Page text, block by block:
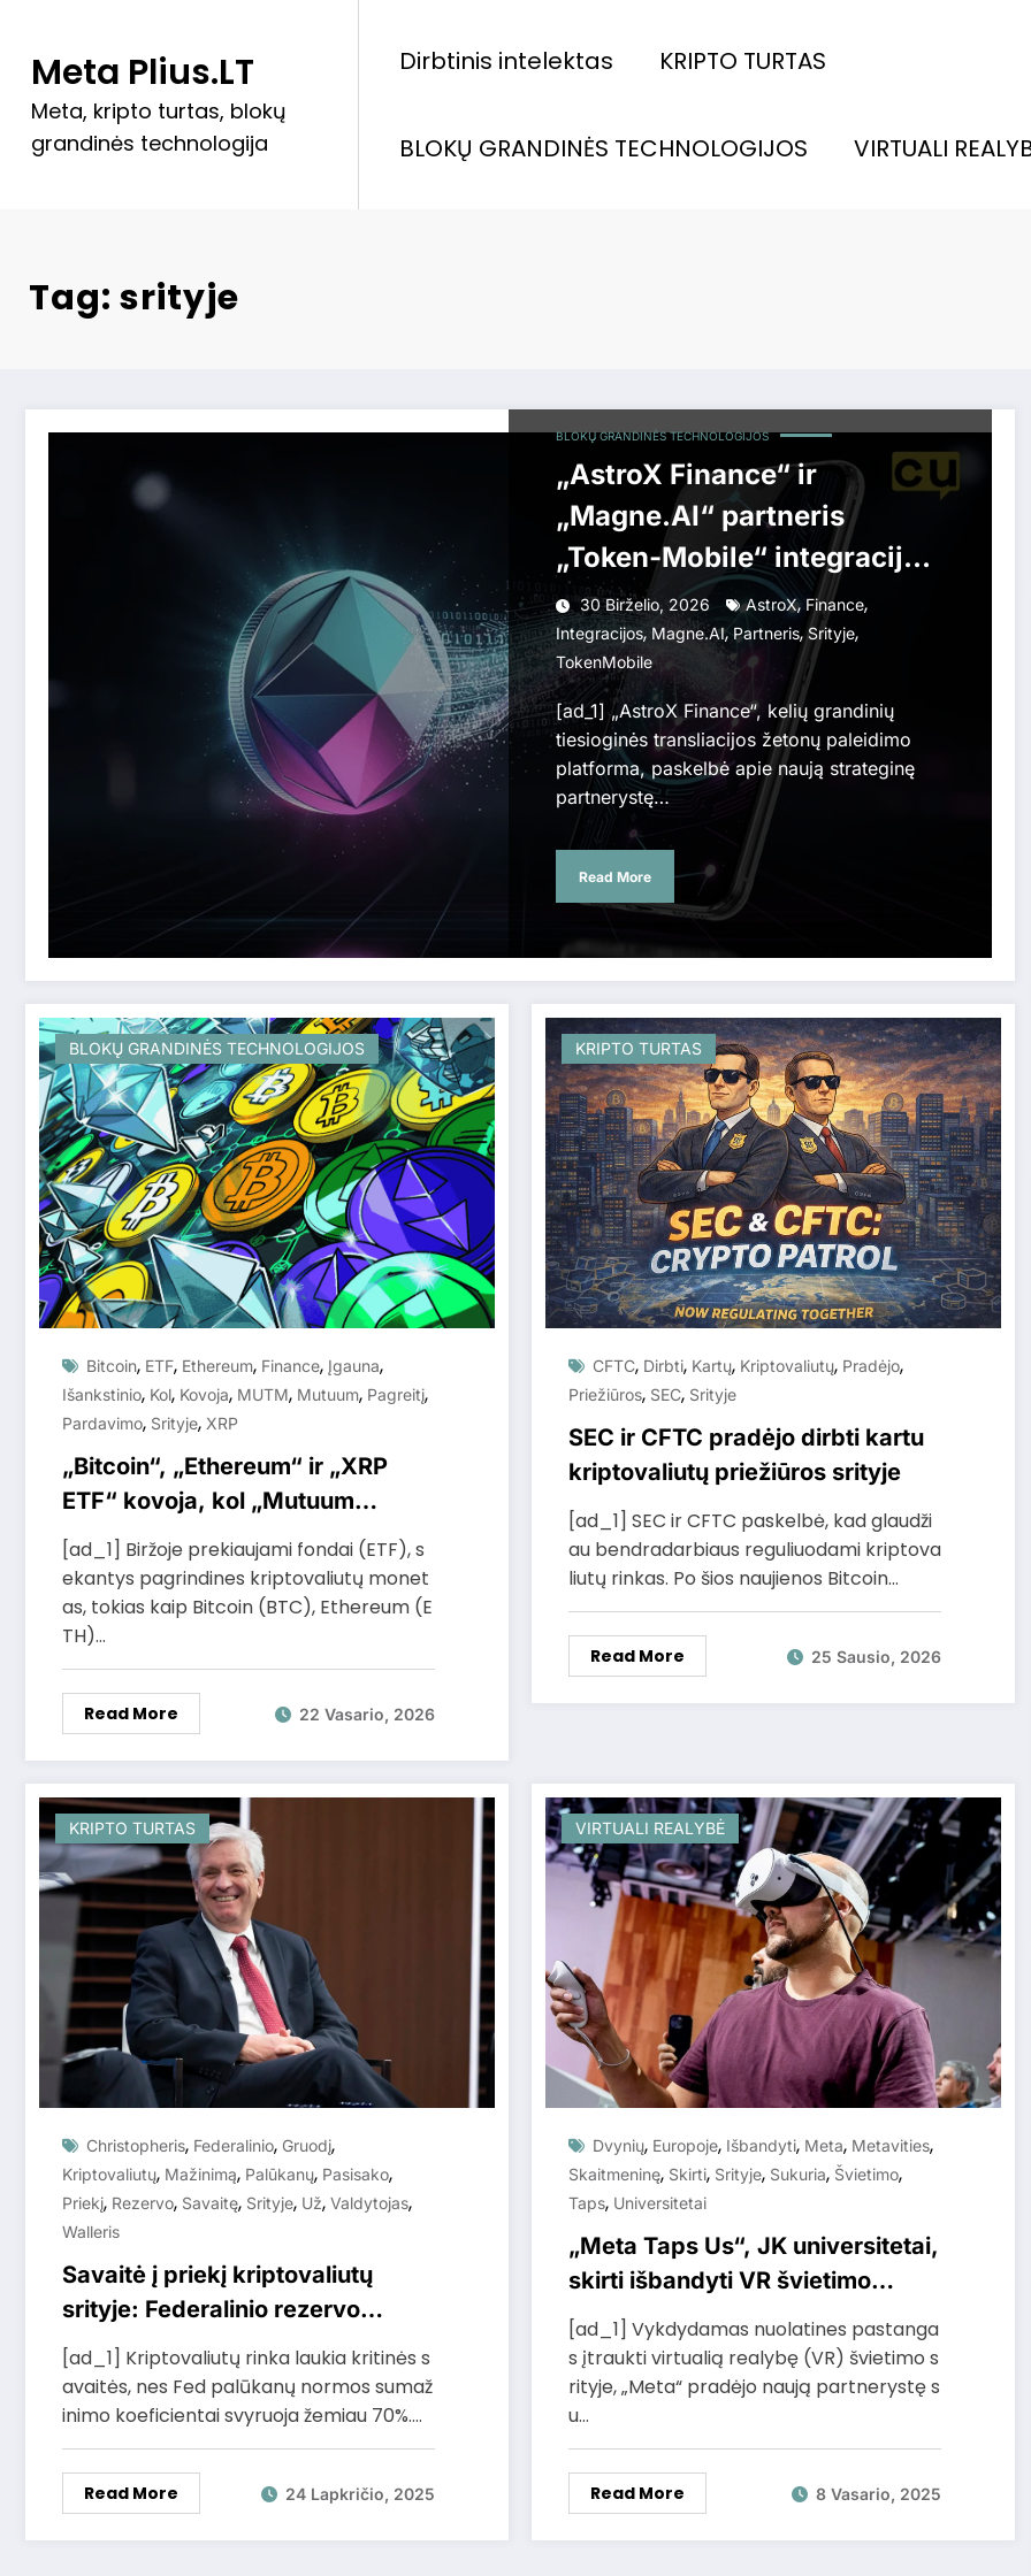
contentMeta Plius.LT
Meta, kripto turtas, blokų
grandinės technologija
Dirbtinis intelektas KRIPTO TURTAS
BLOKŲ GRANDINĖS TECHNOLOGIJOS VIRTUALI
Tag: srityje
BLOKŲ GRANDINĖS TECHNOLOGIJOS
„AstroX Finance“ ir
„Magne.AI“ partneris
„Token-Mobile“ integracijos
srityje
30 Birželio, 2026 AstroX, Finance,
Integracijos, Magne.AI, Partneris,Srityje,
TokenMobile
[ad_1] „AstroX Finance“, kelių grandinių
tiesioginės transliacijos žetonų paleidimo
platforma, paskelbė apie naują strateginę
partnerystę…
Read More
BLOKŲ GRANDINĖS TECHNOLOGIJOS
Bitcoin, ETF, Ethereum, Finance, Įgauna,
Išankstinio, Kol, Kovoja, MUTM, Mutuum, Pagreitį,
Pardavimo, Srityje, XRP
„Bitcoin“, „Ethereum“ ir „XRP
ETF“ kovoja, kol „Mutuum
Finance“ (MUTM) įgauna
pagreitį išankstinio pardavimo
srityje
[ad_1] Biržoje prekiaujami fondai (ETF), s
ekantys pagrindines kriptovaliutų monet
as, tokias kaip Bitcoin (BTC), Ethereum (E
TH)…
Read More 22 Vasario, 2026
KRIPTO TURTAS
CFTC, Dirbti, Kartų, Kriptovaliutų, Pradėjo,
Priežiūros, SEC, Srityje
SEC ir CFTC pradėjo dirbti kartu
kriptovaliutų priežiūros srityje
[ad_1] SEC ir CFTC paskelbė, kad glaudži
au bendradarbiaus reguliuodami kriptova
liutų rinkas. Po šios naujienos Bitcoin…
Read More 25 Sausio, 2026
KRIPTO TURTAS
Christopheris, Federalinio, Gruodį,
Kriptovaliutų, Mažinimą, Palūkanų, Pasisako,
Priekį, Rezervo, Savaitę, Srityje, Už, Valdytojas,
Walleris
Savaitė į priekį kriptovaliutų
srityje: Federalinio rezervo
valdytojas Christopheris Walleris
pasisako už gruodį palūkanų
mažinimą
[ad_1] Kriptovaliutų rinka laukia kritinės s
avaitės, nes Fed palūkanų normos sumaž
inimo koeficientai svyruoja žemiau 70%.…
Read More 24 Lapkričio, 2025
VIRTUALI REALYBĖ
Dvynių, Europoje, Išbandyti, Meta, Metavities,
Skaitmeninę, Skirti, Srityje, Sukuria, Švietimo,
Taps, Universitetai
„Meta Taps Us“, JK universitetai,
skirti išbandyti VR švietimo
srityje, sukuria skaitmeninę
dvynių „metavities“ Europoje
[ad_1] Vykdydamas nuolatines pastanga
s įtraukti virtualią realybę (VR) švietimo s
rityje, „Meta“ pradėjo naują partnerystę s
u…
Read More 8 Vasario, 2025